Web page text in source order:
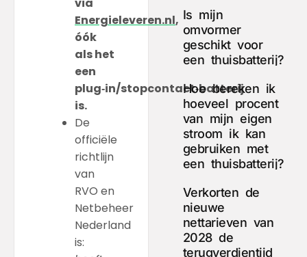
Energieleveren.nl,
óók
als het
een
plug‑in/stopcontact‑batterij
is.
De
officiële
richtlijn
van
RVO en
Netbeheer
Nederland
is:
Is mijn
omvormer
geschikt voor
een thuisbatterij?
Hoe bereken ik
hoeveel procent
van mijn eigen
stroom ik kan
gebruiken met
een thuisbatterij?
Verkorten de
nieuwe
nettarieven van
2028 de
terugverdientijd